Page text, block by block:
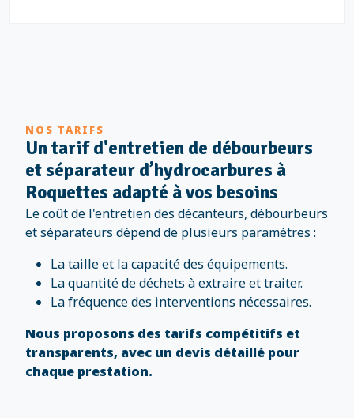
NOS TARIFS
Un tarif d'entretien de débourbeurs
et séparateur d’hydrocarbures à
Roquettes adapté à vos besoins
Le coût de l'entretien des décanteurs, débourbeurs
et séparateurs dépend de plusieurs paramètres :
La taille et la capacité des équipements.
La quantité de déchets à extraire et traiter.
La fréquence des interventions nécessaires.
Nous proposons des tarifs compétitifs et
transparents, avec un devis détaillé pour
chaque prestation.